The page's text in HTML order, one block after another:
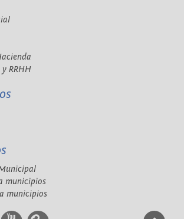
RRHH
municipios
municipios